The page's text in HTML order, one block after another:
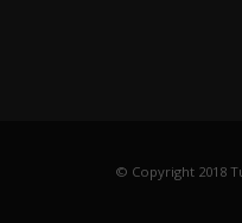
© Copyright 2018